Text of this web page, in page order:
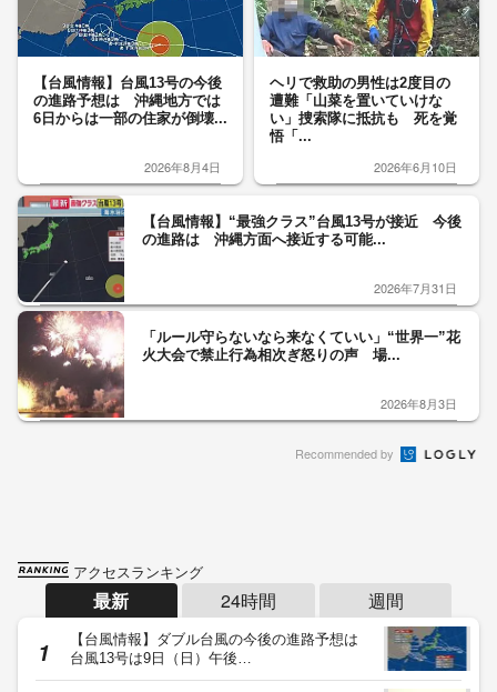
【台風情報】台風13号の今後
の進路予想は 沖縄地方では
6日からは一部の住家が倒壊...
2026年8月4日
ヘリで救助の男性は2度目の
遭難「山菜を置いていけな
い」捜索隊に抵抗も 死を覚
悟「...
2026年6月10日
【台風情報】“最強クラス”台風13号が接近 今後
の進路は 沖縄方面へ接近する可能...
2026年7月31日
「ルール守らないなら来なくていい」“世界一”花
火大会で禁止行為相次ぎ怒りの声 場...
2026年8月3日
Recommended by
アクセスランキング
最新 24時間 週間
【台風情報】ダブル台風の今後の進路予想は
台風13号は9日（日）午後…